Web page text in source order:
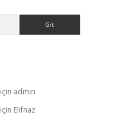
için admin
için Elifnaz